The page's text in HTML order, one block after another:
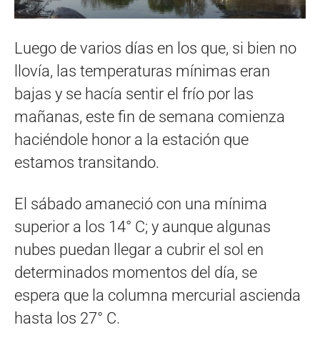
Luego de varios días en los que, si bien no
llovía, las temperaturas mínimas eran
bajas y se hacía sentir el frío por las
mañanas, este fin de semana comienza
haciéndole honor a la estación que
estamos transitando.
El sábado amaneció con una mínima
superior a los 14° C; y aunque algunas
nubes puedan llegar a cubrir el sol en
determinados momentos del día, se
espera que la columna mercurial ascienda
hasta los 27° C.